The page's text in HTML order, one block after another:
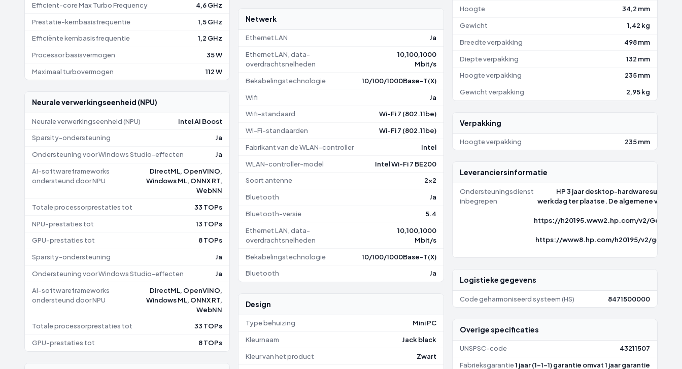
Efficient-core Max Turbo Frequency 4,6 GHz
Prestatie-kernbasisfrequentie 1,5 GHz
Efficiënte kernbasisfrequentie 1,2 GHz
Processor basisvermogen 35 W
Maximaal turbovermogen 112 W
Neurale verwerkingseenheid (NPU)
Neurale verwerkingseenheid (NPU) Intel AI Boost
Sparsity-ondersteuning Ja
Ondersteuning voor Windows Studio-effecten Ja
AI-softwareframeworks
ondersteund door NPU
DirectML, OpenVINO,
Windows ML, ONNX RT,
WebNN
Totale processorprestaties tot 33 TOPs
NPU-prestaties tot 13 TOPs
GPU-prestaties tot 8 TOPs
Sparsity-ondersteuning Ja
Ondersteuning voor Windows Studio-effecten Ja
AI-softwareframeworks
ondersteund door NPU
DirectML, OpenVINO,
Windows ML, ONNX RT,
WebNN
Totale processorprestaties tot 33 TOPs
GPU-prestaties tot 8 TOPs
Netwerk
Ethernet LAN Ja
Ethernet LAN, data-
overdrachtsnelheden
10,100,1000
Mbit/s
Bekabelingstechnologie 10/100/1000Base-T(X)
Wifi Ja
Wifi-standaard Wi-Fi 7 (802.11be)
Wi-Fi-standaarden Wi-Fi 7 (802.11be)
Fabrikant van de WLAN-controller Intel
WLAN-controller-model Intel Wi-Fi 7 BE200
Soort antenne 2x2
Bluetooth Ja
Bluetooth-versie 5.4
Ethernet LAN, data-
overdrachtsnelheden
10,100,1000
Mbit/s
Bekabelingstechnologie 10/100/1000Base-T(X)
Bluetooth Ja
Design
Type behuizing Mini PC
Kleurnaam Jack black
Kleur van het product Zwart
Hoogte 34,2 mm
Gewicht 1,42 kg
Breedte verpakking 498 mm
Diepte verpakking 132 mm
Hoogte verpakking 235 mm
Gewicht verpakking 2,95 kg
Verpakking
Hoogte verpakking 235 mm
Leveranciersinformatie
Ondersteuningsdienst
inbegrepen
HP 3 jaar desktop-hardwaresupport
werkdag ter plaatse. De algemene
https://h20195.www2.hp.com/v2/
https://www8.hp.com/h20195/v2/
Logistieke gegevens
Code geharmoniseerd systeem (HS) 8471500000
Overige specificaties
UNSPSC-code 43211507
Fabrieksgarantie1 jaar (1-1-1) garantie omvat 1 jaar garantie